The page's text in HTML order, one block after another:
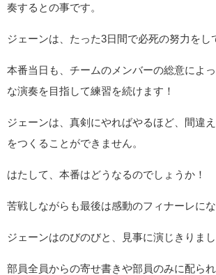
奏するとの事です。
ジェーンは、たった3日間で必死の努力をし
本番当日も、チームのメンバーの総意によ
な演奏を目指して練習を続けます！
ジェーンは、真剣にやればやるほど、間違
をつくることができません。
はたして、本番はどうなるのでしょうか！
苦戦しながらも最後は感動のフィナーレにな
ジェーンはのびのびと、見事に演じきりまし
部員全員からの寄せ書きや部員のみに配ら